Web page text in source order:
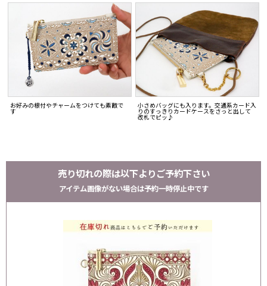
お好みの根付やチャームをつけても素敵で
す
小さめバッグにも入ります。交通系カード入
りのすっきりカードケースをさっと出して
改札でピッ♪
売り切れの際は以下よりご予約下さい
アイテム画像がない場合は予約一時停止中です